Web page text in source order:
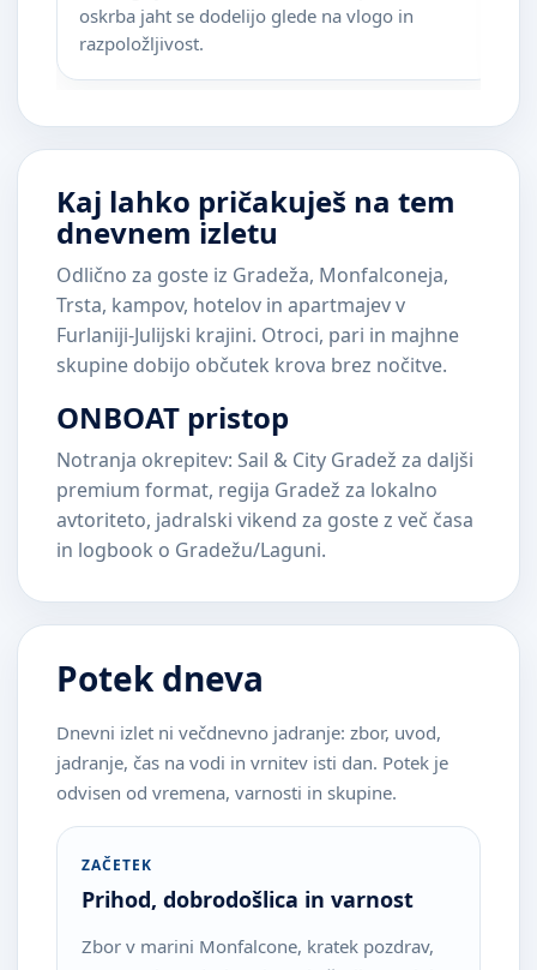
oskrba jaht se dodelijo glede na vlogo in
razpoložljivost.
Kaj lahko pričakuješ na tem
dnevnem izletu
Odlično za goste iz Gradeža, Monfalconeja,
Trsta, kampov, hotelov in apartmajev v
Furlaniji-Julijski krajini. Otroci, pari in majhne
skupine dobijo občutek krova brez nočitve.
ONBOAT pristop
Notranja okrepitev: Sail & City Gradež za daljši
premium format, regija Gradež za lokalno
avtoriteto, jadralski vikend za goste z več časa
in logbook o Gradežu/Laguni.
Potek dneva
Dnevni izlet ni večdnevno jadranje: zbor, uvod,
jadranje, čas na vodi in vrnitev isti dan. Potek je
odvisen od vremena, varnosti in skupine.
ZAČETEK
Prihod, dobrodošlica in varnost
Zbor v marini Monfalcone, kratek pozdrav,